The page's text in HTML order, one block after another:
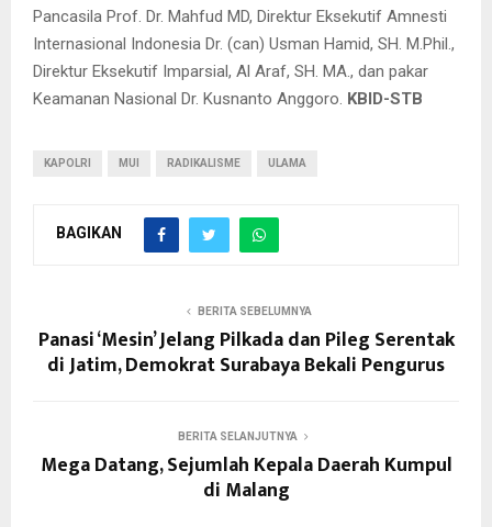
Pancasila Prof. Dr. Mahfud MD, Direktur Eksekutif Amnesti
Internasional Indonesia Dr. (can) Usman Hamid, SH. M.Phil.,
Direktur Eksekutif Imparsial, Al Araf, SH. MA., dan pakar
Keamanan Nasional Dr. Kusnanto Anggoro. KBID-STB
KAPOLRI MUI RADIKALISME ULAMA
BAGIKAN
BERITA SEBELUMNYA
Panasi ‘Mesin’ Jelang Pilkada dan Pileg Serentak
di Jatim, Demokrat Surabaya Bekali Pengurus
BERITA SELANJUTNYA
Mega Datang, Sejumlah Kepala Daerah Kumpul
di Malang